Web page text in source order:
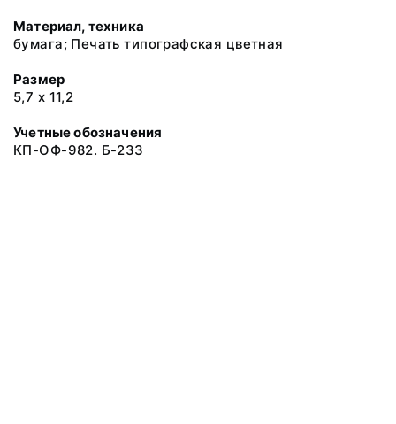
Материал, техника
бумага; Печать типографская цветная
Размер
5,7 х 11,2
Учетные обозначения
КП-ОФ-982. Б-233